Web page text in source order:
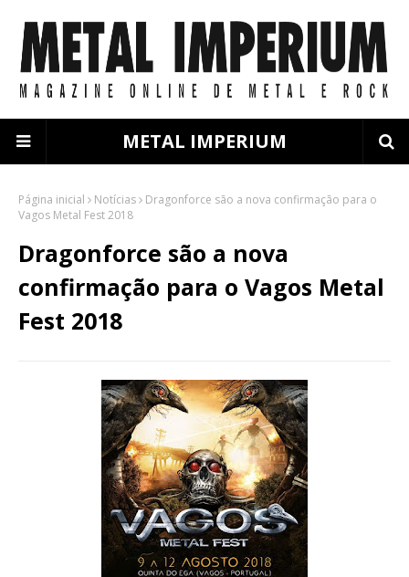
METAL IMPERIUM
Página inicial Notícias
Dragonforce são a nova confirmação para o
Vagos Metal Fest 2018
Dragonforce são a nova
confirmação para o Vagos Metal
Fest 2018